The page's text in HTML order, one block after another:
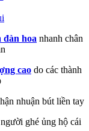
đàn hoa nhanh chân
cao do các thành
nhuận bút liền tay
ghé ủng hộ cái